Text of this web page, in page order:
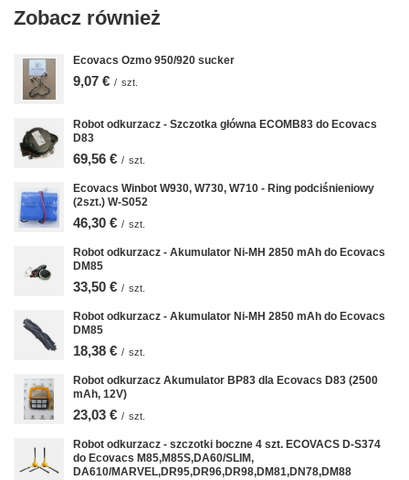
Zobacz również
Ecovacs Ozmo 950/920 sucker
9,07 € / szt.
Robot odkurzacz - Szczotka główna ECOMB83 do Ecovacs
D83
69,56 € / szt.
Ecovacs Winbot W930, W730, W710 - Ring podciśnieniowy
(2szt.) W-S052
46,30 € / szt.
Robot odkurzacz - Akumulator Ni-MH 2850 mAh do Ecovacs
DM85
33,50 € / szt.
Robot odkurzacz - Akumulator Ni-MH 2850 mAh do Ecovacs
DM85
18,38 € / szt.
Robot odkurzacz Akumulator BP83 dla Ecovacs D83 (2500
mAh, 12V)
23,03 € / szt.
Robot odkurzacz - szczotki boczne 4 szt. ECOVACS D-S374
do Ecovacs M85,M85S,DA60/SLIM,
DA610/MARVEL,DR95,DR96,DR98,DM81,DN78,DM88